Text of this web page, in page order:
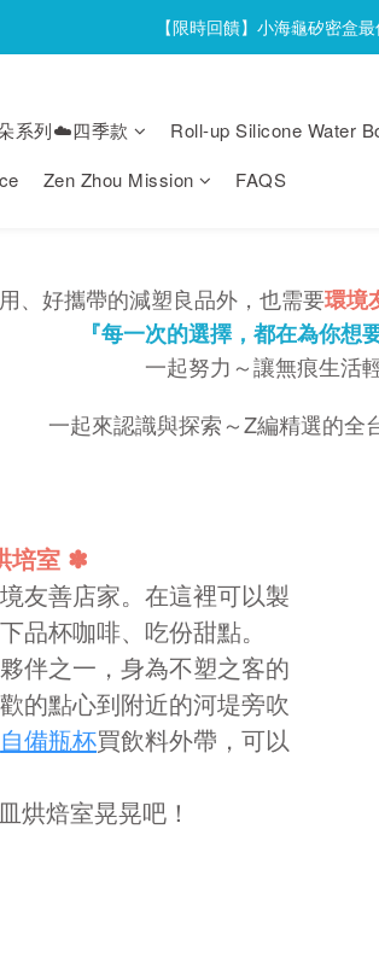
官網會員首次下單現折
【限時回饋】小海龜矽密盒
系列☁️四季款 Roll-up Silicone Water
Zen Zhou Mission FAQS
、好攜帶的減塑良品外，也需要環境
『每一次的選擇，都在為你想
一起努力～讓無痕生活
一起來認識與探索～Z編精選的全
培室 ✽
友善店家。在這裡可以製
品杯咖啡、吃份甜點。
伴之一， 身為不塑之客的
的點心到附近的河堤旁吹
自備瓶杯買飲料外帶，可以
烘焙室晃晃吧！